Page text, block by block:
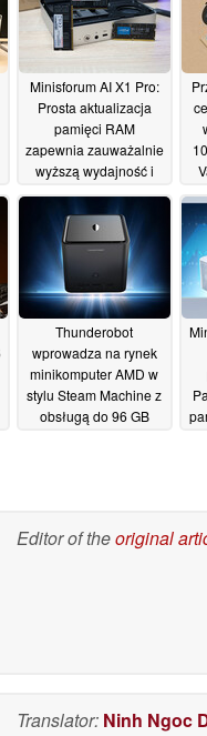
Minisforum AI X1 Pro:
Prosta aktualizacja
pamięci RAM
zapewnia zauważalnie
wyższą wydajność i
890M18/05/2026
Thunderobot
wprowadza na rynek
minikomputer AMD w
stylu Steam Machine z
obsługą do 96 GB
Editor of theoriginal
Translator: Ninh Ngoc